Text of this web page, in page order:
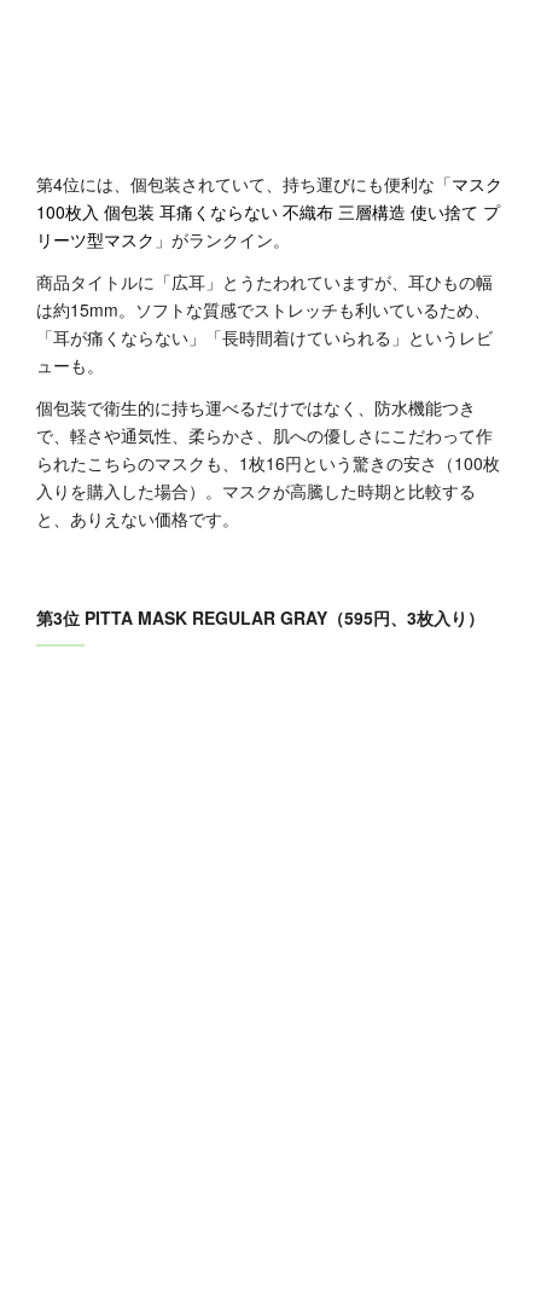
第4位には、個包装されていて、持ち運びにも便利な「マスク
100枚入 個包装 耳痛くならない 不織布 三層構造 使い捨て プ
リーツ型マスク 」がランクイン。
商品タイトルに「広耳」とうたわれていますが、耳ひもの幅
は約15mm。ソフトな質感でストレッチも利いているため、
「耳が痛くならない」「長時間着けていられる」というレビ
ューも。
個包装で衛生的に持ち運べるだけではなく、防水機能つき
で、軽さや通気性、柔らかさ、肌への優しさにこだわって作
られたこちらのマスクも、1枚16円という驚きの安さ（100枚
入りを購入した場合）。マスクが高騰した時期と比較する
と、ありえない価格です。
第3位 PITTA MASK REGULAR GRAY（595円、3枚入り）